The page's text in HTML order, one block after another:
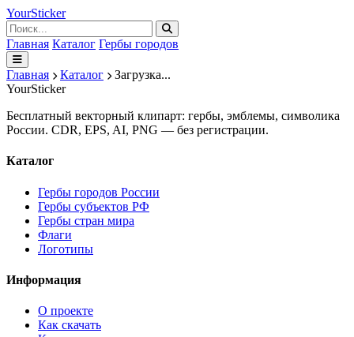
YourSticker
Главная Каталог Гербы городов
Главная Каталог
Загрузка...
YourSticker
Бесплатный векторный клипарт: гербы, эмблемы, символика
России. CDR, EPS, AI, PNG — без регистрации.
Каталог
Гербы городов России
Гербы субъектов РФ
Гербы стран мира
Флаги
Логотипы
Информация
О проекте
Как скачать